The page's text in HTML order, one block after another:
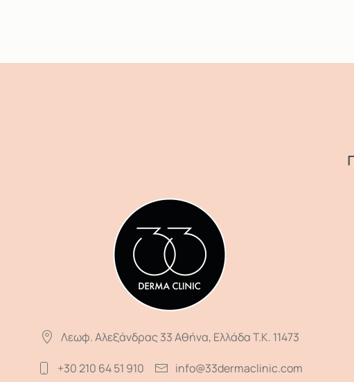
Λεωφ. Αλεξάνδρας 33 Αθήνα, Ελλάδα T.K. 11473
+30 210 64 51 910 info@33dermaclinic.com